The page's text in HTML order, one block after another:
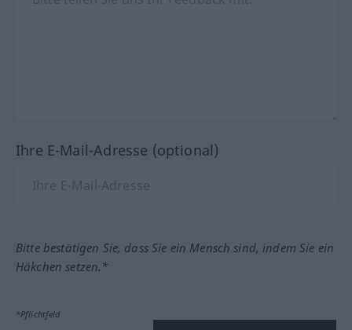
Ihre E-Mail-Adresse (optional)
Bitte bestätigen Sie, dass Sie ein Mensch sind, indem Sie ein
Häkchen setzen.*
*Pflichtfeld